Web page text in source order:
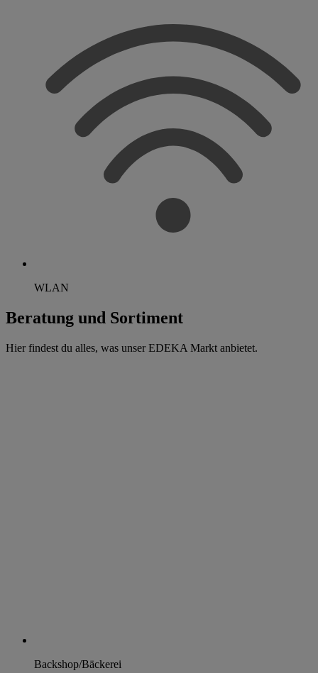
WLAN
Beratung und Sortiment
Hier findest du alles, was unser EDEKA Markt anbietet.
Backshop/Bäckerei